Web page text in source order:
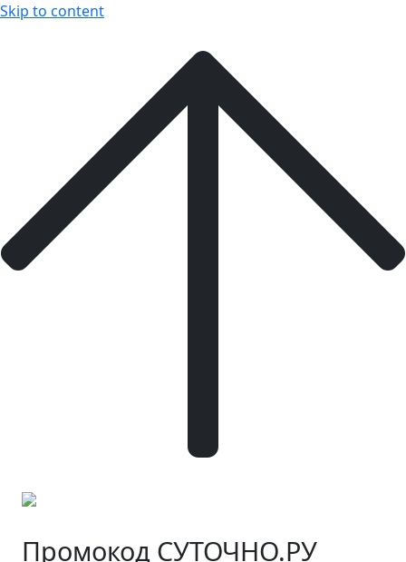
Skip to content
Промокод СУТОЧНО.РУ